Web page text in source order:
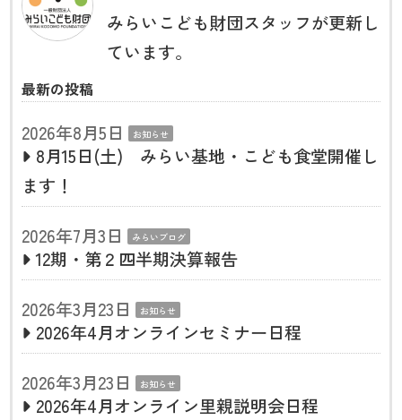
みらいこども財団スタッフが更新し
ています。
最新の投稿
2026年8月5日 お知らせ
8月15日(土) みらい基地・こども食堂開催し
ます！
2026年7月3日
みらいブログ
12期・第２四半期決算報告
2026年3月23日
お知らせ
2026年4月オンラインセミナー日程
2026年3月23日
お知らせ
2026年4月オンライン里親説明会日程